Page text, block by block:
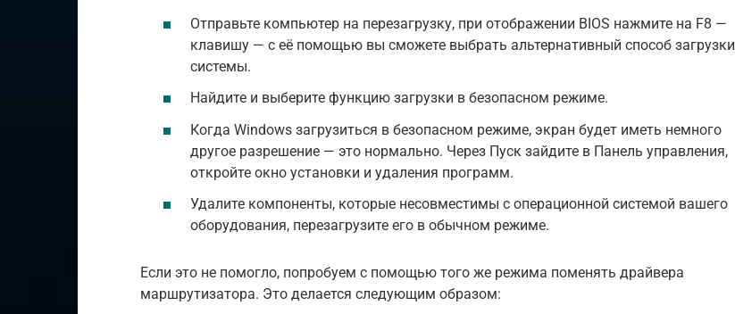
Отправьте компьютер на перезагрузку, при отображении BIOS нажмите на F8 —
клавишу — с её помощью вы сможете выбрать альтернативный способ загрузки
системы.
Найдите и выберите функцию загрузки в безопасном режиме.
Когда Windows загрузиться в безопасном режиме, экран будет иметь немного
другое разрешение — это нормально. Через Пуск зайдите в Панель управления,
откройте окно установки и удаления программ.
Удалите компоненты, которые несовместимы с операционной системой вашего
оборудования, перезагрузите его в обычном режиме.
Если это не помогло, попробуем с помощью того же режима поменять драйвера
маршрутизатора. Это делается следующим образом: